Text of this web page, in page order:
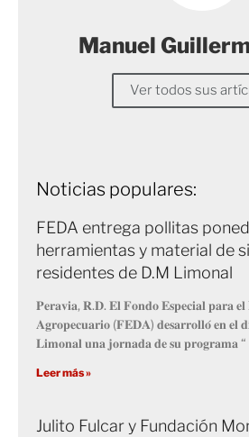
Manuel
Ver todos sus
Noticias populares:
FEDA entrega pollitas
herramientas y material de
residentes de D.M Limonal
𝐏𝐞𝐫𝐚𝐯𝐢𝐚, 𝐑.𝐃. 𝐄𝐥 𝐅𝐨𝐧𝐝𝐨 𝐄𝐬𝐩𝐞𝐜𝐢𝐚𝐥 𝐩𝐚𝐫𝐚 𝐞𝐥
𝐀𝐠𝐫𝐨𝐩𝐞𝐜𝐮𝐚𝐫𝐢𝐨 (𝐅𝐄𝐃𝐀) 𝐝𝐞𝐬𝐚𝐫𝐫𝐨𝐥𝐥𝐨́ 𝐞𝐧 𝐞𝐥
𝐋𝐢𝐦𝐨𝐧𝐚𝐥 𝐮𝐧𝐚 𝐣𝐨𝐫𝐧𝐚𝐝𝐚 𝐝𝐞 𝐬𝐮 𝐩𝐫𝐨𝐠𝐫𝐚𝐦𝐚
Leer más »
Julito Fulcar y Fundación